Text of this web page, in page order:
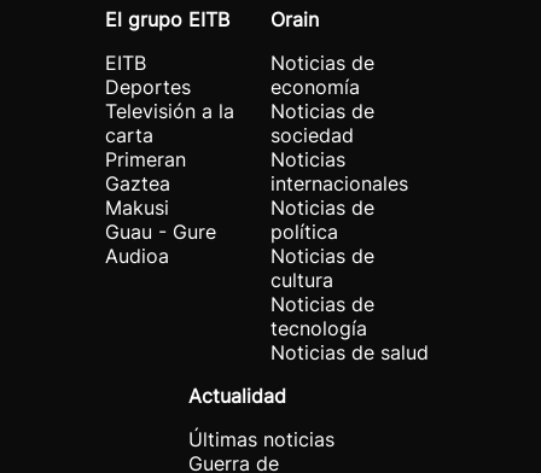
El grupo EITB
EITB
Deportes
Televisión a la
carta
Primeran
Gaztea
Makusi
Guau - Gure
Audioa
Orain
Noticias de
economía
Noticias de
sociedad
Noticias
internacionales
Noticias de
política
Noticias de
cultura
Noticias de
tecnología
Noticias de salud
Actualidad
Últimas noticias
Guerra de